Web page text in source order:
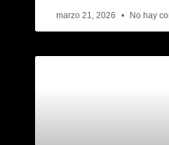
marzo 21, 2026 No hay